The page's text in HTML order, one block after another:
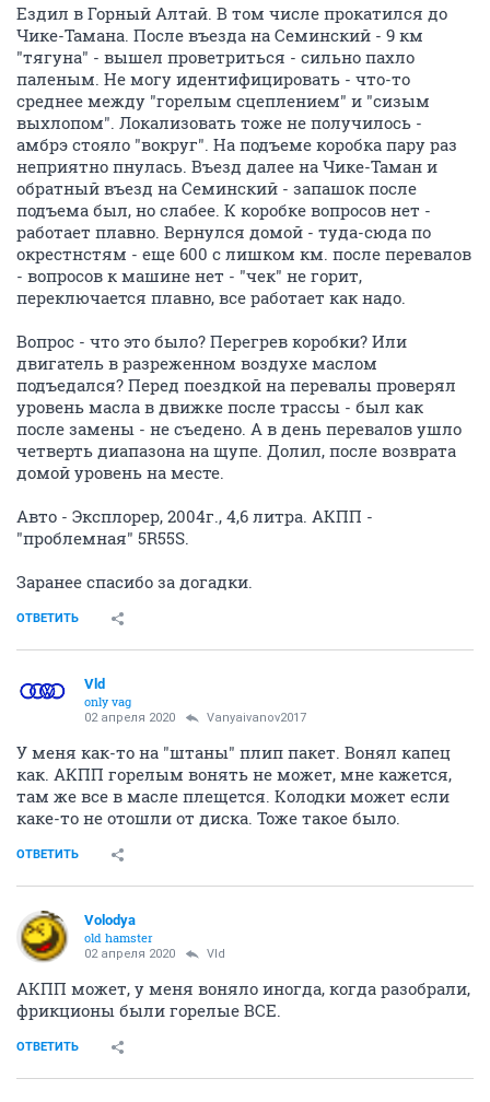
Ездил в Горный Алтай. В том числе прокатился до
Чике-Тамана. После въезда на Семинский - 9 км
"тягуна" - вышел проветриться - сильно пахло
паленым. Не могу идентифицировать - что-то
среднее между "горелым сцеплением" и "сизым
выхлопом". Локализовать тоже не получилось -
амбрэ стояло "вокруг". На подъеме коробка пару раз
неприятно пнулась. Въезд далее на Чике-Таман и
обратный въезд на Семинский - запашок после
подъема был, но слабее. К коробке вопросов нет -
работает плавно. Вернулся домой - туда-сюда по
окрестнстям - еще 600 с лишком км. после перевалов
- вопросов к машине нет - "чек" не горит,
переключается плавно, все работает как надо.
Вопрос - что это было? Перегрев коробки? Или
двигатель в разреженном воздухе маслом
подъедался? Перед поездкой на перевалы проверял
уровень масла в движке после трассы - был как
после замены - не съедено. А в день перевалов ушло
четверть диапазона на щупе. Долил, после возврата
домой уровень на месте.
Авто - Эксплорер, 2004г., 4,6 литра. АКПП -
"проблемная" 5R55S.
Заранее спасибо за догадки.
ОТВЕТИТЬ
Vld
only vag
02 апреля 2020 Vanyaivanov2017
У меня как-то на "штаны" плип пакет. Вонял капец
как. АКПП горелым вонять не может, мне кажется,
там же все в масле плещется. Колодки может если
каке-то не отошли от диска. Тоже такое было.
ОТВЕТИТЬ
Volodya
old hamster
02 апреля 2020 Vld
АКПП может, у меня воняло иногда, когда разобрали,
фрикционы были горелые ВСЕ.
ОТВЕТИТЬ